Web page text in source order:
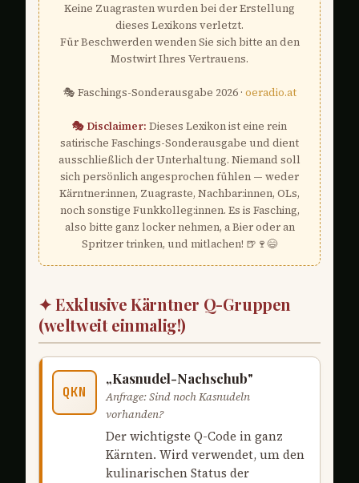
Keine Zuagrasten wurden bei der Erstellung
dieses Lexikons verletzt.
Für Beschwerden wenden Sie sich bitte an den
Mostwirt Ihres Vertrauens.
🎭 Faschings-Sonderausgabe 2026 · oeradio.at
🎭 Disclaimer: Dieses Lexikon ist eine rein
satirische Faschings-Sonderausgabe und dient
ausschließlich der Unterhaltung. Niemand soll
sich persönlich angesprochen fühlen — weder
Kärntner:innen, Zuagraste, Nachbar:innen, OLs,
noch sonstige Funkkolleg:innen. Es is Fasching,
also bitte ganz locker nehmen, a Bier oder an
Spritzer trinken, und mitlachen! 🍺🍷😄
✦ Exklusive Kärntner Q-Gruppen
(weltweit einmalig!)
QKN
„Kasnudel-Nachschub"
Anfrage: Sind noch Kasnudeln
vorhanden?
Der wichtigste Q-Code in ganz
Kärnten. Wird verwendet, um den
kulinarischen Status der